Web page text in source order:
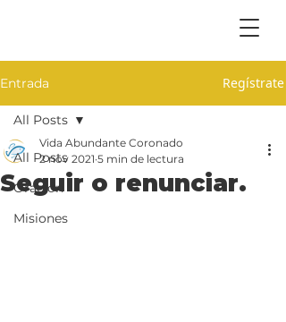
Entrada Regístrate
All Posts
Oración
Misiones
All Posts
Seguir o renunciar.
Vida Abundante Coronado
2 nov 2021 5 min de lectura